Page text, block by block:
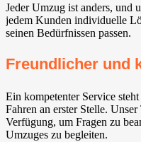
Jeder Umzug ist anders, und
jedem Kunden individuelle
seinen Bedürfnissen passen.
Freundlicher und
Ein kompetenter Service
Fahren an erster Stelle.
Verfügung, um Fragen zu
Umzuges zu begleiten.